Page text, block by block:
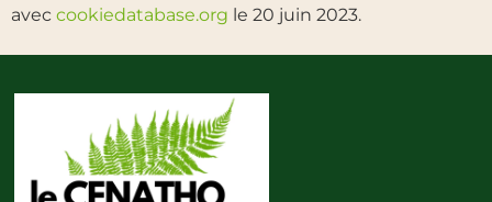
avec cookiedatabase.org le 20 juin 2023.